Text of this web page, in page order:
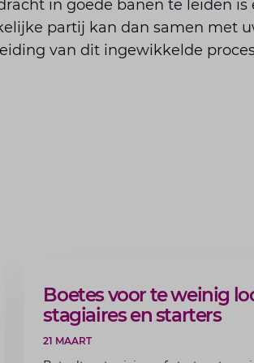
in goede banen te leiden
partij kan dan samen met
van dit ingewikkelde
ARTIKEL
Boetes voor te weinig
stagiaires en starters
21 MAART